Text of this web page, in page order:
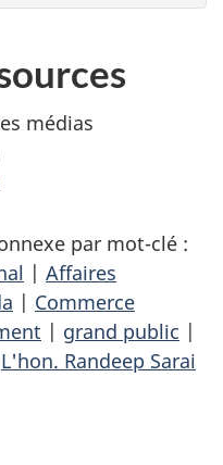
médias
par mot-clé :
| Affaires
| Commerce
| grand public |
L'hon. Randeep Sarai